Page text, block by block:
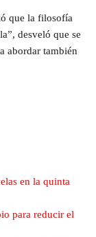
que la filosofía
desveló que se
abordar también
en la quinta
para reducir el